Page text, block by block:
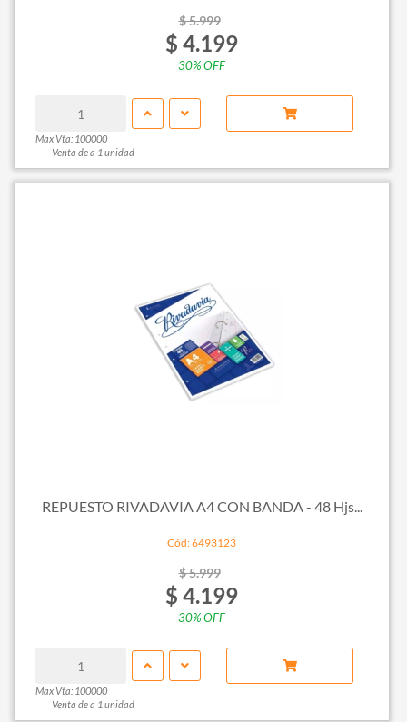
$ 5.999
$ 4.199
30% OFF
Max Vta: 100000
Venta de a 1 unidad
REPUESTO RIVADAVIA A4 CON BANDA - 48 Hjs...
Cód: 6493123
$ 5.999
$ 4.199
30% OFF
Max Vta: 100000
Venta de a 1 unidad